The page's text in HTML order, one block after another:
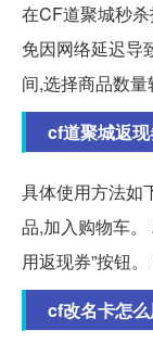
在CF道聚城秒
免因网络延迟导
间,选择商品数量
cf道聚城返
具体使用方法如
品,加入购物车。
用返现券”按钮
cf改名卡怎